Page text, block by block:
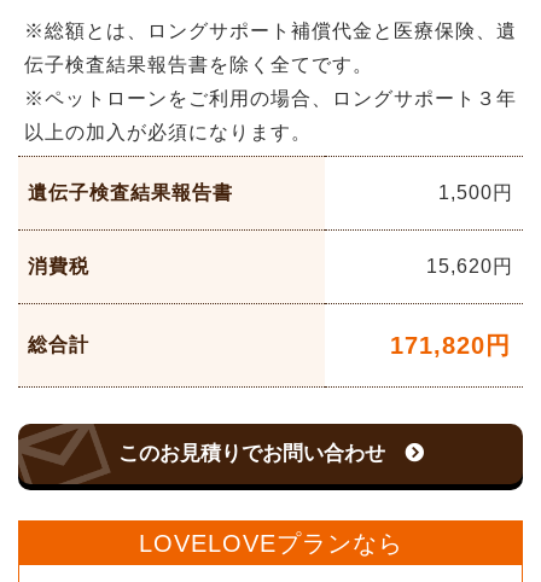
※総額とは、ロングサポート補償代金と医療保険、遺
伝子検査結果報告書を除く全てです。
※ペットローンをご利用の場合、ロングサポート３年
以上の加入が必須になります。
遺伝子検査結果報告書 1,500円
消費税 15,620円
総合計 171,820 円
このお見積りでお問い合わせ
LOVELOVEプランなら